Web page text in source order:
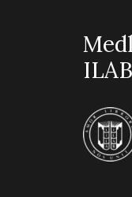
ILAB